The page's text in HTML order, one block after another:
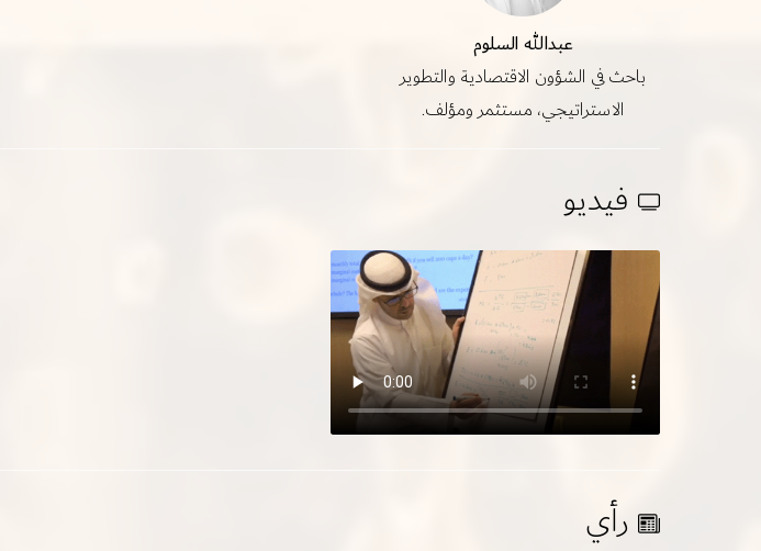
عبدالله السلوم
باحث في الشؤون الاقتصادية والتطوير
الاستراتيجي، مستثمر ومؤلف.
فيديو
رأي